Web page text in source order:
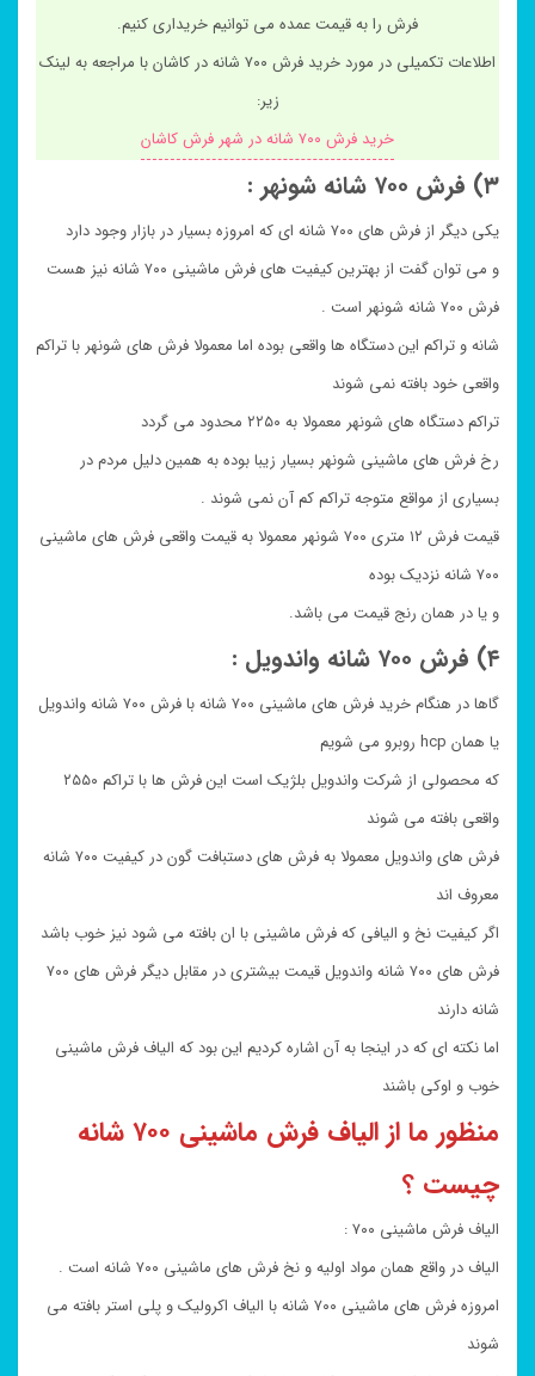
فرش را به قیمت عمده می توانیم خریداری کنیم.
اطلاعات تکمیلی در مورد خرید فرش ۷۰۰ شانه در کاشان با مراجعه به لینک
زیر:
خرید فرش ۷۰۰ شانه در شهر فرش کاشان
۳) فرش ۷۰۰ شانه شونهر :
یکی دیگر از فرش های ۷۰۰ شانه ای که امروزه بسیار در بازار وجود دارد
و می توان گفت از بهترین کیفیت های فرش ماشینی ۷۰۰ شانه نیز هست
فرش ۷۰۰ شانه شونهر است .
شانه و تراکم این دستگاه ها واقعی بوده اما معمولا فرش های شونهر با تراکم
واقعی خود بافته نمی شوند
تراکم دستگاه های شونهر معمولا به ۲۲۵۰ محدود می گردد
رخ فرش های ماشینی شونهر بسیار زیبا بوده به همین دلیل مردم در
بسیاری از مواقع متوجه تراکم کم آن نمی شوند .
قیمت فرش ۱۲ متری ۷۰۰ شونهر معمولا به قیمت واقعی فرش های ماشینی
۷۰۰ شانه نزدیک بوده
و یا در همان رنج قیمت می باشد.
۴) فرش ۷۰۰ شانه واندویل :
گاها در هنگام خرید فرش های ماشینی ۷۰۰ شانه با فرش ۷۰۰ شانه واندویل
یا همان hcp روبرو می شویم
که محصولی از شرکت واندویل بلژیک است این فرش ها با تراکم ۲۵۵۰
واقعی بافته می شوند
فرش های واندویل معمولا به فرش های دستبافت گون در کیفیت ۷۰۰ شانه
معروف اند
اگر کیفیت نخ و الیافی که فرش ماشینی با ان بافته می شود نیز خوب باشد
فرش های ۷۰۰ شانه واندویل قیمت بیشتری در مقابل دیگر فرش های ۷۰۰
شانه دارند
اما نکته ای که در اینجا به آن اشاره کردیم این بود که الیاف فرش ماشینی
خوب و اوکی باشند
منظور ما از الیاف فرش ماشینی ۷۰۰ شانه
چیست ؟
الیاف فرش ماشینی ۷۰۰ :
الیاف در واقع همان مواد اولیه و نخ فرش های ماشینی ۷۰۰ شانه است .
امروزه فرش های ماشینی ۷۰۰ شانه با الیاف اکرولیک و پلی استر بافته می
شوند